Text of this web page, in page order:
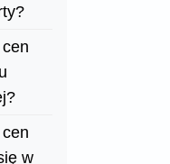
w